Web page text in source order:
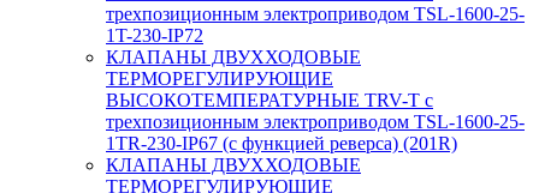
трехпозиционным электроприводом TSL-1600-25-
1T-230-IP72
КЛАПАНЫ ДВУХХОДОВЫЕ
ТЕРМОРЕГУЛИРУЮЩИЕ
ВЫСОКОТЕМПЕРАТУРНЫЕ TRV-T с
трехпозиционным электроприводом TSL-1600-25-
1TR-230-IP67 (с функцией реверса) (201R)
КЛАПАНЫ ДВУХХОДОВЫЕ
ТЕРМОРЕГУЛИРУЮЩИЕ